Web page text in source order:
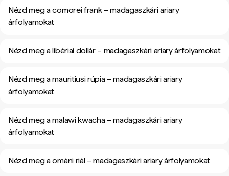
Nézd meg a comorei frank – madagaszkári ariary
árfolyamokat
Nézd meg a libériai dollár – madagaszkári ariary árfolyamokat
Nézd meg a mauritiusi rúpia – madagaszkári ariary
árfolyamokat
Nézd meg a malawi kwacha – madagaszkári ariary
árfolyamokat
Nézd meg a ománi riál – madagaszkári ariary árfolyamokat